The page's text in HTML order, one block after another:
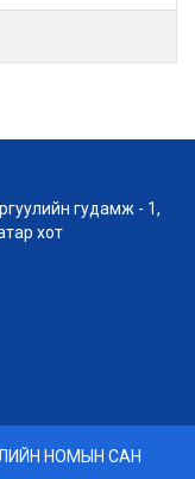
гудамж - 1,
хот
НОМЫН САН